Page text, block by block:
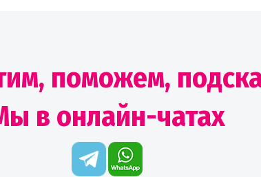
поможем,
в онлайн-чатах